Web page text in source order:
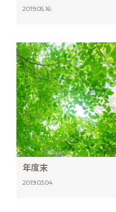
2019.05.16
年度末
2019.03.04